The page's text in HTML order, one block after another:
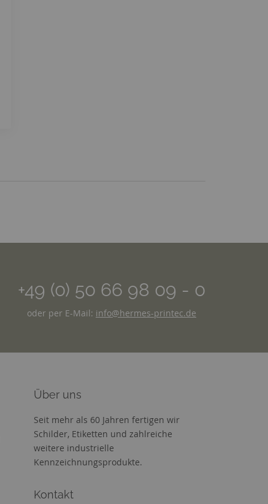
+49 (0) 50 66 98 09 - 0
oder per E-Mail: info@hermes-printec.de
Über uns
Seit mehr als 60 Jahren fertigen wir
Schilder, Etiketten und zahlreiche
weitere industrielle
Kennzeichnungsprodukte.
Kontakt